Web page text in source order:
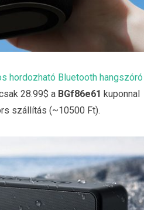
hordozható Bluetooth hangszóró
28.99$ a BGf86e61 kuponnal
szállítás (~10500 Ft).